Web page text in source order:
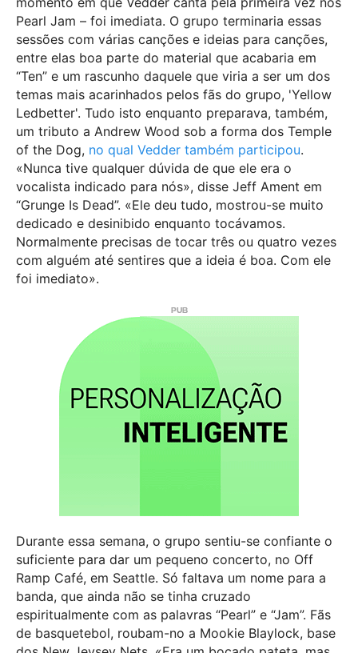
Pearl Jam – foi imediata. O grupo terminaria essas
sessões com várias canções e ideias para canções,
entre elas boa parte do material que acabaria em
“Ten” e um rascunho daquele que viria a ser um dos
temas mais acarinhados pelos fãs do grupo, 'Yellow
Ledbetter'. Tudo isto enquanto preparava, também,
um tributo a Andrew Wood sob a forma dos Temple
of the Dog, no qual Vedder também participou.
«Nunca tive qualquer dúvida de que ele era o
vocalista indicado para nós», disse Jeff Ament em
“Grunge Is Dead”. «Ele deu tudo, mostrou-se muito
dedicado e desinibido enquanto tocávamos.
Normalmente precisas de tocar três ou quatro vezes
com alguém até sentires que a ideia é boa. Com ele
foi imediato».
Durante essa semana, o grupo sentiu-se confiante o
suficiente para dar um pequeno concerto, no Off
Ramp Café, em Seattle. Só faltava um nome para a
banda, que ainda não se tinha cruzado
espiritualmente com as palavras “Pearl” e “Jam”. Fãs
de basquetebol, roubam-no a Mookie Blaylock, base